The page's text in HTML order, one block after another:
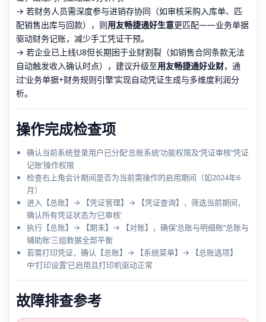
→ 若财务人员需深度参与进销存协同（如审核采购入库单、匹
配销售出库与回款），则用友畅捷通好生意更匹配——业务单据
驱动财务记账，减少手工凭证干预。
→ 若企业已上线U8但长期困于业财割裂（如销售合同条款无法
自动触发收入确认时点），建议升级至用友畅捷通好业财，通
过‘业务单据+财务规则引擎’实现自动凭证生成与多维度利润分
析。
操作完成检查项
确认当前系统登录用户已分配‘总账系统’功能权限及‘凭证审核’‘凭证
记账’操作权限
检查右上角会计期间是否为当前需操作的启用期间（如2024年6
月）
进入【总账】→ 【凭证管理】→ 【凭证查询】，筛选当前期间，
确认所有凭证状态为‘已审核’
执行【总账】→ 【期末】→ 【对账】，确保‘总账与明细账’‘总账与
辅助账’三组数据全部平衡
若需打印凭证，确认【总账】→ 【系统菜单】→ 【总账选项】
中‘打印设置’已启用且打印机驱动正常
故障排查参考